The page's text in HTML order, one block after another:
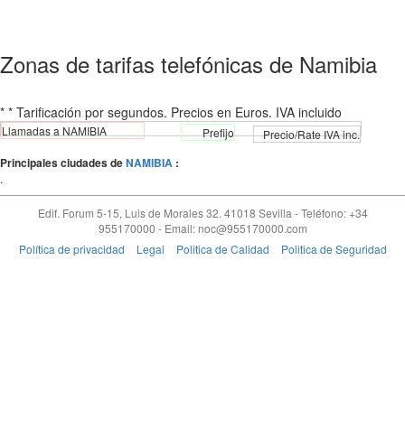
Zonas de tarifas telefónicas de Namibia
* * Tarificación por segundos. Precios en Euros. IVA incluido
Llamadas a NAMIBIA Prefijo Precio/Rate IVA inc.
Principales ciudades deNAMIBIA :
.
Edif. Forum 5-15, Luis de Morales 32. 41018 Sevilla -Teléfono: +34
955170000 - Email: noc@955170000.com
Política de privacidad
Legal Politica de Calidad Politica de Seguridad